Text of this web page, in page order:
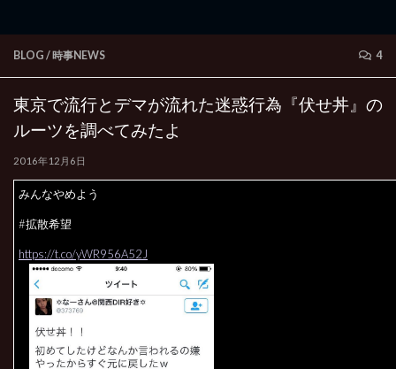
BLOG /時事NEWS 4
東京で流行とデマが流れた迷惑行為『伏せ丼』の
ルーツを調べてみたよ
2016年12月6日
みんなやめよう
#拡散希望
https://t.co/yWR956A52J